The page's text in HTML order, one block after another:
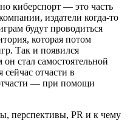
киберспорт — это часть
издатели когда-то
будут проводиться
которая потом
Так и появился
стал самостоятельной
сейчас отчасти в
— при помощи